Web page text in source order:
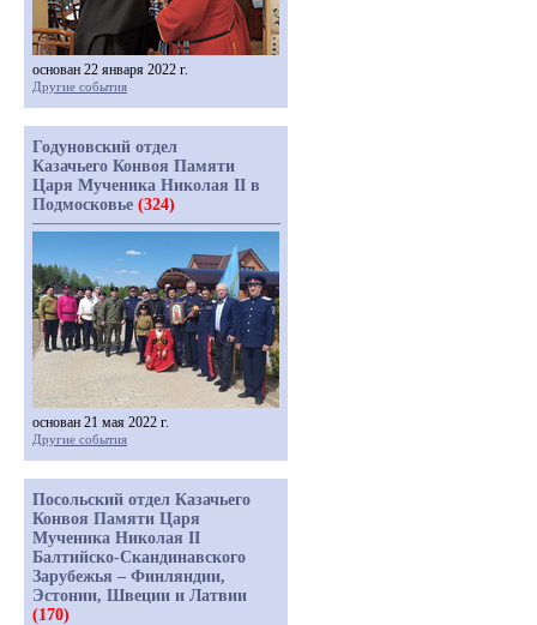
основан 22 января 2022 г.
Другие события
Годуновский отдел
Казачьего Конвоя Памяти
Царя Мученика Николая II в
Подмосковье (324)
основан 21 мая 2022 г.
Другие события
Посольский отдел Казачьего
Конвоя Памяти Царя
Мученика Николая II
Балтийско-Скандинавского
Зарубежья – Финляндии,
Эстонии, Швеции и Латвии
(170)